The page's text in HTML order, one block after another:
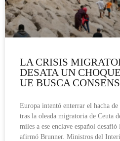
LA CRISIS
DESATA UN
UE BUSCA
Europa intentó enterrar el hacha
tras la oleada migratoria de Ceuta
miles a ese enclave español
afirmó Brunner. Ministros del